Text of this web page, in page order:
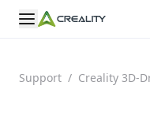
Support / Creality 3D-